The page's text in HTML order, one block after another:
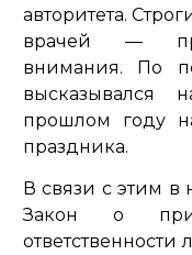
авторитета.
врачей —
внимания. По
высказывался
прошлом году
праздника.
В связи с этим в
Закон о